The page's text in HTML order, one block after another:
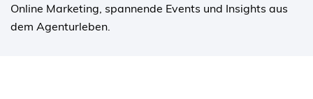
Online Marketing, spannende Events und Insights aus
dem Agenturleben.